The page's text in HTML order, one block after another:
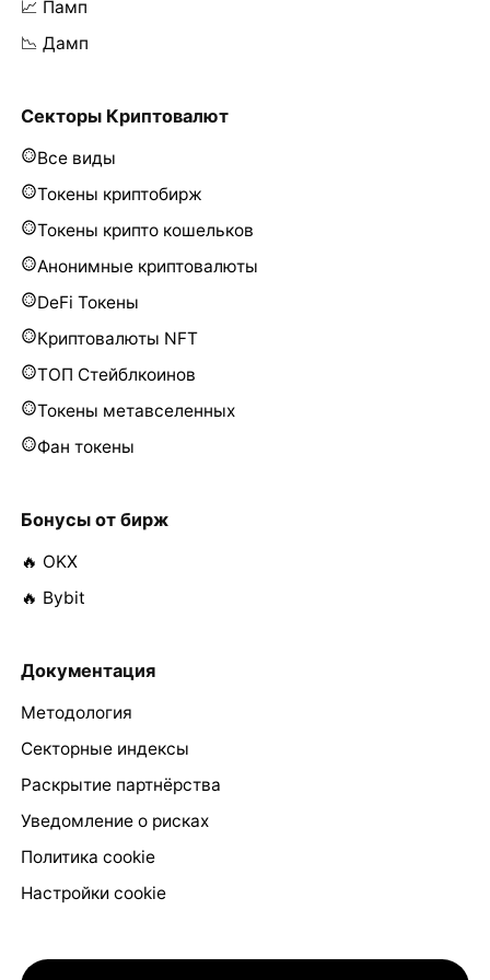
📈 Памп
📉 Дамп
Секторы Криптовалют
Все виды
Токены криптобирж
Токены крипто кошельков
Анонимные криптовалюты
DeFi Токены
Криптовалюты NFT
ТОП Стейблкоинов
Токены метавселенных
Фан токены
Бонусы от бирж
🔥 OKX
🔥 Bybit
Документация
Методология
Секторные индексы
Раскрытие партнёрства
Уведомление о рисках
Политика cookie
Настройки cookie